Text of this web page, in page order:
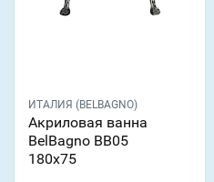
ИТАЛИЯ (BELBAGNO)
Акриловая ванна
BelBagno BB05
180х75